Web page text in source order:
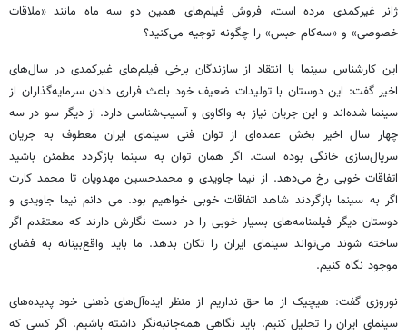
ژانر غیرکمدی مرده است، فروش فیلم‌های همین دو سه ماه مانند «ملاقات
خصوصی» و «سه‌کام حبس» را چگونه توجیه می‌کنید؟
این کارشناس سینما با انتقاد از سازندگان برخی فیلم‌های غیرکمدی در سال‌های
اخیر گفت: این دوستان با تولیدات ضعیف خود باعث فراری دادن سرمایه‌گذاران از
سینما شده‌اند و این جریان نیاز به واکاوی و آسیب‌شناسی دارد. از دیگر سو در سه
چهار سال اخیر بخش عمده‌ای از توان فنی سینمای ایران معطوف به جریان
سریال‌سازی خانگی بوده است. اگر همان توان به سینما بازگردد مطمئن باشید
اتفاقات خوبی رخ می‌دهد. از نیما جاویدی و محمدحسین مهدویان تا محمد کارت
اگر به سینما بازگردند شاهد اتفاقات خوبی خواهیم بود. می دانم نیما جاویدی و
دوستان دیگر فیلمنامه‌های بسیار خوبی را در دست نگارش دارند که معتقدم اگر
ساخته شوند می‌تواند سینمای ایران را تکان بدهد. ما باید واقع‌بینانه به فضای
موجود نگاه کنیم.
نوروزی گفت: هیچیک از ما حق نداریم از منظر ایده‌آل‌های ذهنی خود پدیده‌های
سینمای ایران را تحلیل کنیم. باید نگاهی همه‌جانبه‌نگر داشته باشیم. اگر کسی که